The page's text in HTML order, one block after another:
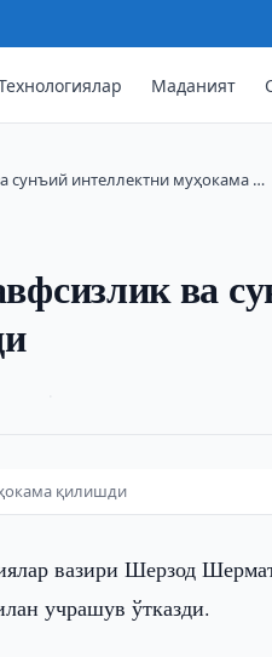
Маданият
сунъий интеллектни муҳокама …
ва
қилишди
вазири Шерзод
учрашув ўтказди.